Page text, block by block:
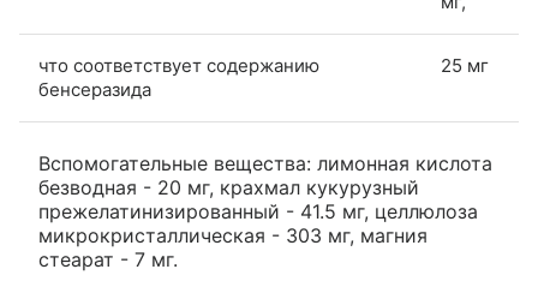
что соответствует содержанию
бенсеразида
25 мг
Вспомогательные вещества: лимонная кислота
безводная - 20 мг, крахмал кукурузный
прежелатинизированный - 41.5 мг, целлюлоза
микрокристаллическая - 303 мг, магния
стеарат - 7 мг.